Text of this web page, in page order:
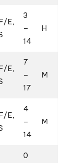
E,
3
–
14
H
E,
7
–
17
M
E,
4
–
14
M
0